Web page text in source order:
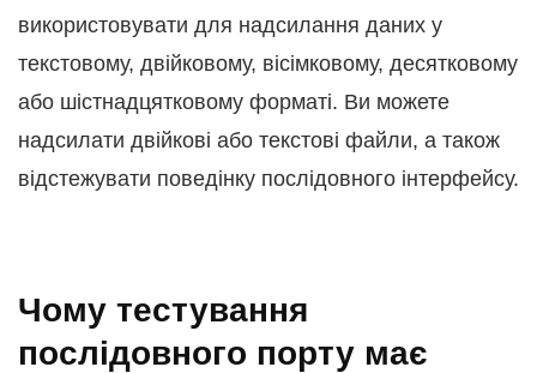
використовувати для надсилання даних у
текстовому, двійковому, вісімковому, десятковому
або шістнадцятковому форматі. Ви можете
надсилати двійкові або текстові файли, а також
відстежувати поведінку послідовного інтерфейсу.
Чому тестування
послідовного порту має